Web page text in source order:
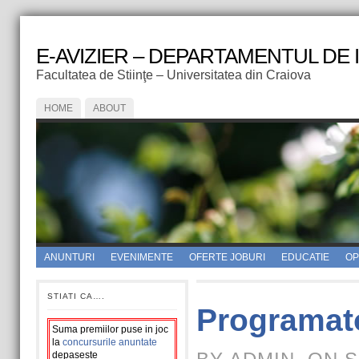
E-AVIZIER – DEPARTAMENTUL DE
Facultatea de Stiinţe – Universitatea din Craiova
HOME ABOUT
ANUNTURI EVENIMENTE OFERTE JOBURI EDUCATIE
STIATI CA….
Suma premiilor puse in joc
la concursurile anuntate
depaseste